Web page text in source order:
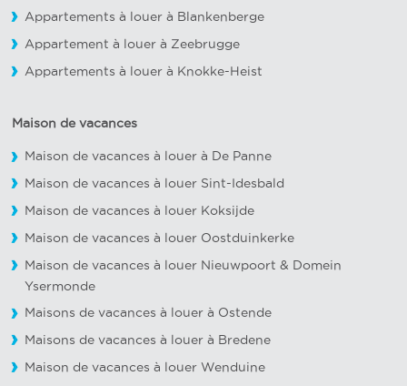
Appartements à louer à Blankenberge
Appartement à louer à Zeebrugge
Appartements à louer à Knokke-Heist
Maison de vacances
Maison de vacances à louer à De Panne
Maison de vacances à louer Sint-Idesbald
Maison de vacances à louer Koksijde
Maison de vacances à louer Oostduinkerke
Maison de vacances à louer Nieuwpoort & Domein
Ysermonde
Maisons de vacances à louer à Ostende
Maisons de vacances à louer à Bredene
Maison de vacances à louer Wenduine